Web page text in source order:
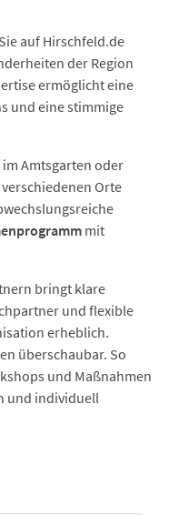
auf Hirschfeld.de
der Region
ermöglicht eine
und eine stimmige
Amtsgarten oder
Orte
mit
bringt klare
und flexible
erheblich.
überschaubar. So
und Maßnahmen
und individuell